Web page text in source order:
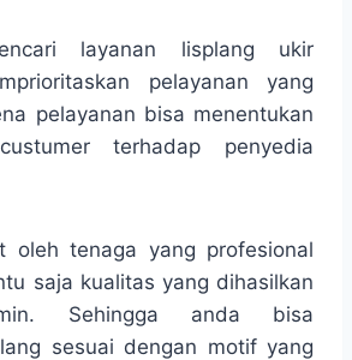
layanan lisplang ukir
pelayanan yang
pelayanan bisa menentukan
terhadap penyedia
oleh tenaga yang profesional
saja kualitas yang dihasilkan
Sehingga anda bisa
sesuai dengan motif yang